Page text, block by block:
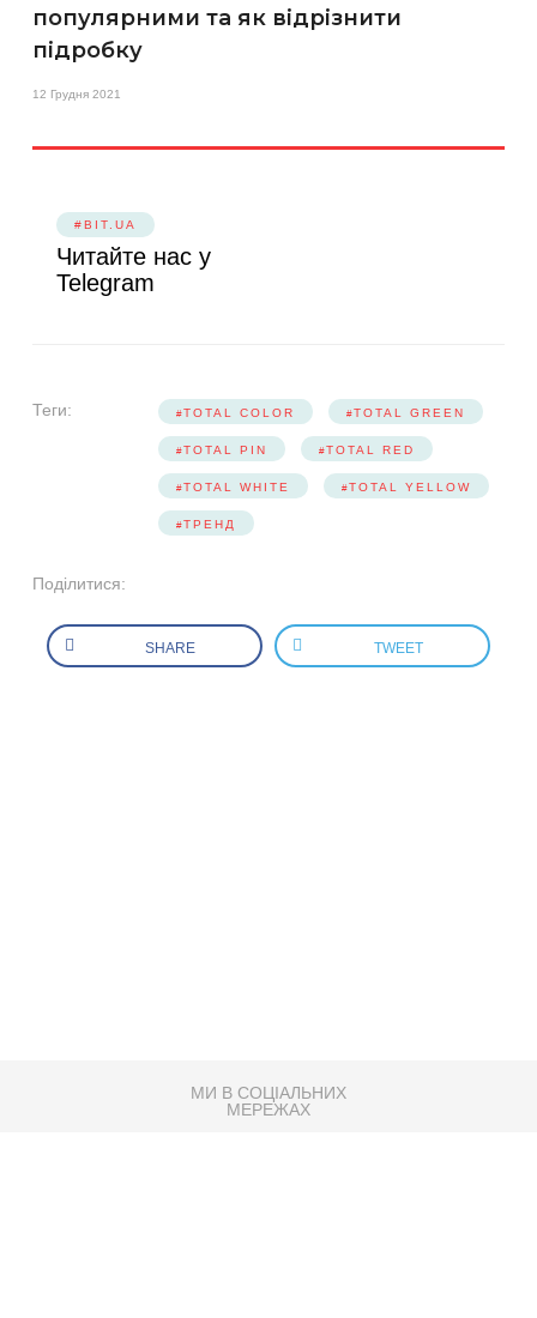
популярними та як відрізнити
підробку
12 Грудня 2021
#BIT.UA
Читайте нас у
Telegram
Теги: TOTAL COLOR TOTAL GREEN
TOTAL PIN TOTAL RED
TOTAL WHITE TOTAL YELLOW
ТРЕНД
Поділитися:
SHARE TWEET
МИ В СОЦІАЛЬНИХ
МЕРЕЖАХ